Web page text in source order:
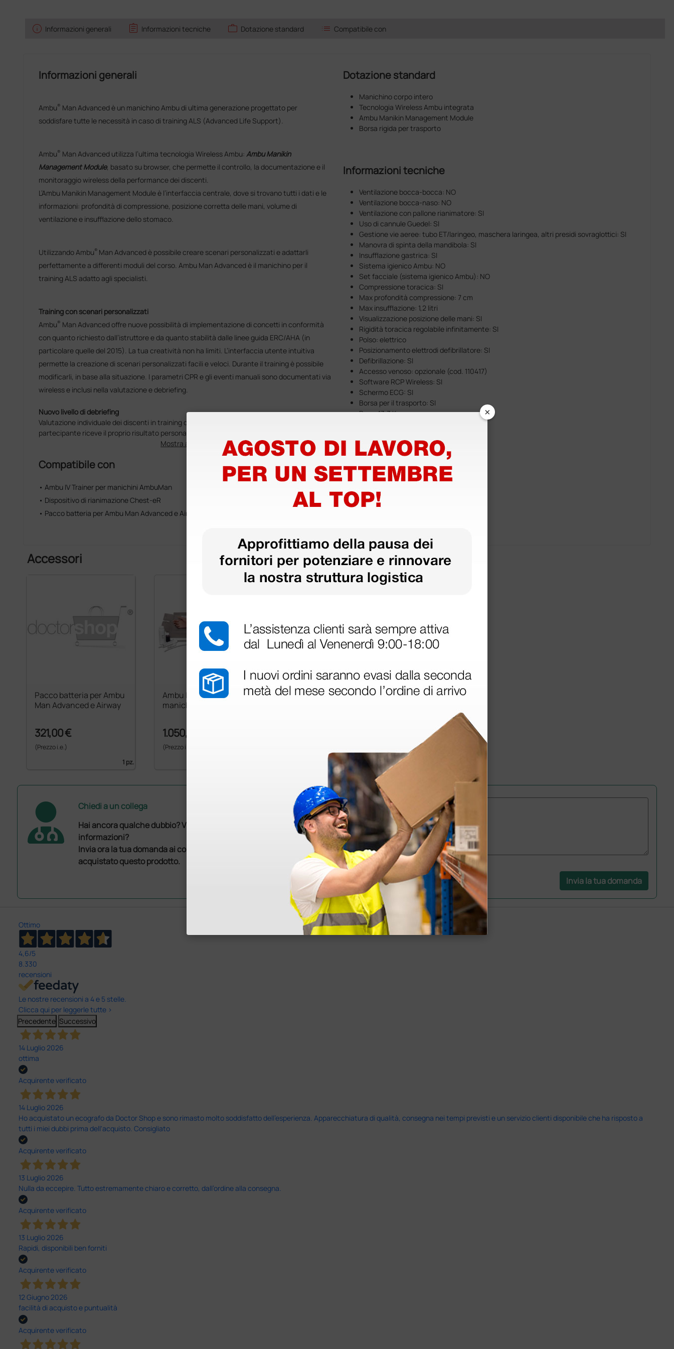
info Informazioni generali assignment Informazioni tecniche work Dotazione standard list Compatibile con
Informazioni generali
Ambu® Man Advanced è un manichino Ambu di ultima generazione progettato per
soddisfare tutte le necessità in caso di training ALS (Advanced Life Support).
Ambu® Man Advanced utilizza l’ultima tecnologia Wireless Ambu: Ambu Manikin
Management Module, basato su browser, che permette il controllo, la documentazione e il
monitoraggio wireless della performance dei discenti.
L’Ambu Manikin Management Module è l’interfaccia centrale, dove si trovano tutti i dati e le
informazioni: profondità di compressione, posizione corretta delle mani, volume di
ventilazione e insufflazione dello stomaco.
Utilizzando Ambu® Man Advanced è possibile creare scenari personalizzati e adattarli
perfettamente a differenti moduli del corso. Ambu Man Advanced è il manichino per il
training ALS adatto agli specialisti.
Training con scenari personalizzati
Ambu® Man Advanced offre nuove possibilità di implementazione di concetti in conformità
con quanto richiesto dall’istruttore e da quanto stabilità dalle linee guida ERC/AHA (in
particolare quelle del 2015). La tua creatività non ha limiti. L’interfaccia utente intuitiva
permette la creazione di scenari personalizzati facili e veloci. Durante il training è possibile
modificarli, in base alla situazione. I parametri CPR e gli eventi manuali sono documentati via
wireless e inclusi nella valutazione e debriefing.
Nuovo livello di debriefing
Valutazione individuale dei discenti in training di gruppo per una maggiore efficienza. Ogni
partecipante riceve il proprio risultato personale (fino a 4 partecipanti).
Mostra altro
Compatibile con
• Ambu IV Trainer per manichini AmbuMan
• Dispositivo di rianimazione Chest-eR
• Pacco batteria per Ambu Man Advanced e Airway
Dotazione standard
Manichino corpo intero
Tecnologia Wireless Ambu integrata
Ambu Manikin Management Module
Borsa rigida per trasporto
Informazioni tecniche
Ventilazione bocca-bocca: NO
Ventilazione bocca-naso: NO
Ventilazione con pallone rianimatore: SI
Uso di cannule Guedel: SI
Gestione vie aeree: tubo ET/laringeo, maschera laringea, altri presidi sovraglottici: SI
Manovra di spinta della mandibola: SI
Insufflazione gastrica: SI
Sistema igienico Ambu: NO
Set facciale (sistema igienico Ambu): NO
Compressione toracica: SI
Max profondità compressione: 7 cm
Max insufflazione: 1,2 litri
Visualizzazione posizione delle mani: SI
Rigidità toracica regolabile infinitamente: SI
Polso: elettrico
Posizionamento elettrodi defibrillatore: SI
Defibrillazione: SI
Accesso venoso: opzionale (cod. 110417)
Software RCP Wireless: SI
Schermo ECG: SI
Borsa per il trasporto: SI
Peso: 13,3 Kg
Accessori
Pacco batteria per Ambu
Man Advanced e Airway
321,00 €
(Prezzo i.e.)
1 pz.
Ambu IV Trainer per
manichini AmbuMan
1.050,00 €
(Prezzo i.e.)
Dispositivo di
1 pz.
Chiedi a un collega
Hai ancora qualche dubbio? Vuoi ulteriori
informazioni?
Invia ora la tua domanda ai colleghi che hanno già
acquistato questo prodotto.
Invia la tua domanda
Ottimo
4,6/5
8.330
recensioni
Le nostre recensioni a 4 e 5 stelle.
Clicca qui per leggerle tutte >
Precedente Successivo
14 Luglio 2026
ottima
Acquirente verificato
14 Luglio 2026
Ho acquistato un ecografo da Doctor Shop e sono rimasto molto soddisfatto dell'esperienza. Apparecchiatura di qualità, consegna nei tempi previsti e un servizio clienti disponibile che ha risposto a
tutti i miei dubbi prima dell'acquisto. Consigliato
Acquirente verificato
13 Luglio 2026
Nulla da eccepire. Tutto estremamente chiaro e corretto, dall’ordine alla consegna.
Acquirente verificato
13 Luglio 2026
Rapidi, disponibili ben forniti
Acquirente verificato
12 Giugno 2026
facilità di acquisto e puntualità
Acquirente verificato
×